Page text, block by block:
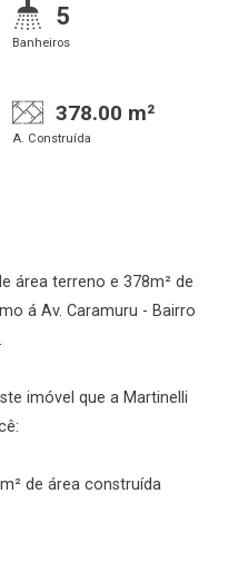
5
Banheiros
378.00 m²
A. Construída
área terreno e 378m² de
á Av. Caramuru - Bairro
imóvel que a Martinelli
de área construída